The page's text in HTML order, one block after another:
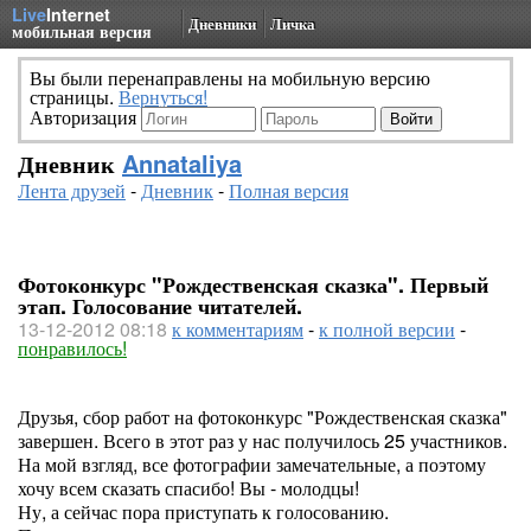
LiveInternet
мобильная версия Дневники Личка
Вы были перенаправлены на мобильную версию
страницы. Вернуться!
Авторизация
Дневник Annataliya
Лента друзей -Дневник-Полная версия
Фотоконкурс "Рождественская сказка". Первый
этап. Голосование читателей.
13-12-2012 08:18 к комментариям-к полной версии -
понравилось!
Друзья, сбор работ на фотоконкурс "Рождественская сказка"
завершен. Всего в этот раз у нас получилось 25 участников.
На мой взгляд, все фотографии замечательные, а поэтому
хочу всем сказать спасибо! Вы - молодцы!
Ну, а сейчас пора приступать к голосованию.